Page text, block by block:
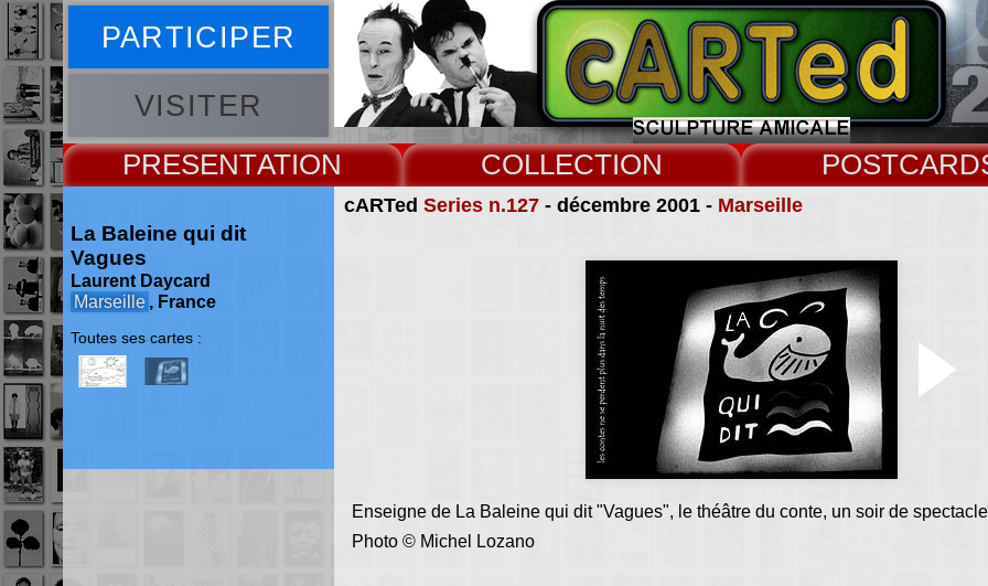
PARTICIPER
VISITER
PRESENT COLLECT
cARTed Series n.127- décembre 2001 - Marseille
Enseigne de La Baleine qui dit "Vagues", le théâtre du conte, un soir de
Photo © Michel Lozano
La Baleine qui dit
Vagues
Laurent Daycard
Marseille , France
Toutes ses cartes :